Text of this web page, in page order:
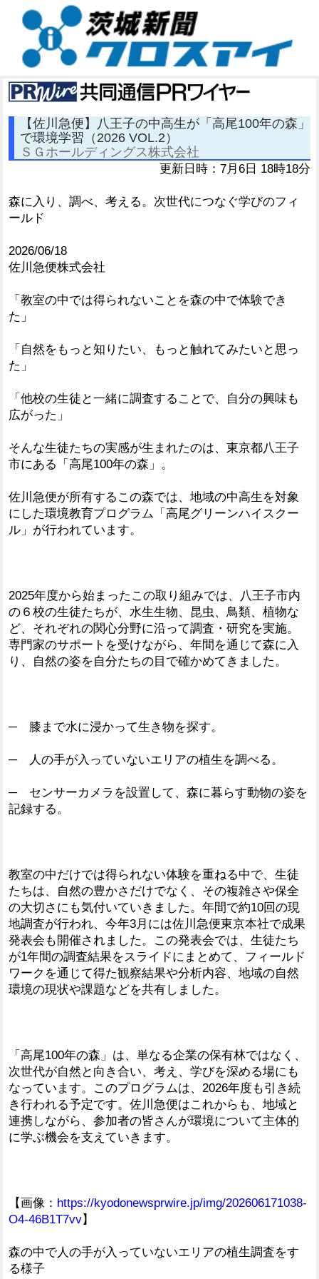
【佐川急便】八王子の中高生が「高尾100年の森」
で環境学習（2026 VOL.2）
ＳＧホールディングス株式会社
更新日時：7月6日 18時18分
森に入り、調べ、考える。次世代につなぐ学びのフィ
ールド
2026/06/18
佐川急便株式会社
「教室の中では得られないことを森の中で体験でき
た」
「自然をもっと知りたい、もっと触れてみたいと思っ
た」
「他校の生徒と一緒に調査することで、自分の興味も
広がった」
そんな生徒たちの実感が生まれたのは、東京都八王子
市にある「高尾100年の森」。
佐川急便が所有するこの森では、地域の中高生を対象
にした環境教育プログラム「高尾グリーンハイスクー
ル」が行われています。
2025年度から始まったこの取り組みでは、八王子市内
の６校の生徒たちが、水生生物、昆虫、鳥類、植物な
ど、それぞれの関心分野に沿って調査・研究を実施。
専門家のサポートを受けながら、年間を通じて森に入
り、自然の姿を自分たちの目で確かめてきました。
─ 膝まで水に浸かって生き物を探す。
─ 人の手が入っていないエリアの植生を調べる。
─ センサーカメラを設置して、森に暮らす動物の姿を
記録する。
教室の中だけでは得られない体験を重ねる中で、生徒
たちは、自然の豊かさだけでなく、その複雑さや保全
の大切さにも気付いていきました。年間で約10回の現
地調査が行われ、今年3月には佐川急便東京本社で成果
発表会も開催されました。この発表会では、生徒たち
が1年間の調査結果をスライドにまとめて、フィールド
ワークを通じて得た観察結果や分析内容、地域の自然
環境の現状や課題などを共有しました。
「高尾100年の森」は、単なる企業の保有林ではなく、
次世代が自然と向き合い、考え、学びを深める場にも
なっています。このプログラムは、2026年度も引き続
き行われる予定です。佐川急便はこれからも、地域と
連携しながら、参加者の皆さんが環境について主体的
に学ぶ機会を支えていきます。
【画像： https://kyodonewsprwire.jp/img/202606171038-
O4-46B1T7vv】
森の中で人の手が入っていないエリアの植生調査をす
る様子